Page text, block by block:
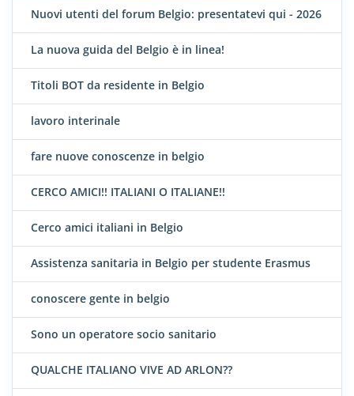
Nuovi utenti del forum Belgio: presentatevi qui - 2026
La nuova guida del Belgio è in linea!
Titoli BOT da residente in Belgio
lavoro interinale
fare nuove conoscenze in belgio
CERCO AMICI!! ITALIANI O ITALIANE!!
Cerco amici italiani in Belgio
Assistenza sanitaria in Belgio per studente Erasmus
conoscere gente in belgio
Sono un operatore socio sanitario
QUALCHE ITALIANO VIVE AD ARLON??